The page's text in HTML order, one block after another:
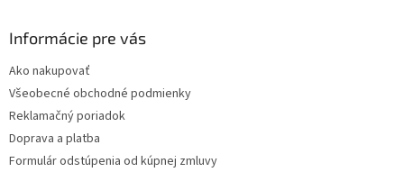
Informácie pre vás
Ako nakupovať
Všeobecné obchodné podmienky
Reklamačný poriadok
Doprava a platba
Formulár odstúpenia od kúpnej zmluvy